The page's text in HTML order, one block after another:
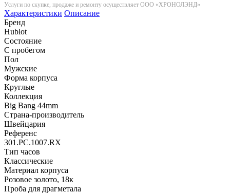
Услуги по скупке, продаже и ремонту осуществляет ООО «ХРОНОЛЭНД»
Характеристики Описание
Бренд
Hublot
Состояние
С пробегом
Пол
Мужские
Форма корпуса
Круглые
Коллекция
Big Bang 44mm
Страна-производитель
Швейцария
Референс
301.PC.1007.RX
Тип часов
Классические
Материал корпуса
Розовое золото, 18к
Проба для драгметала